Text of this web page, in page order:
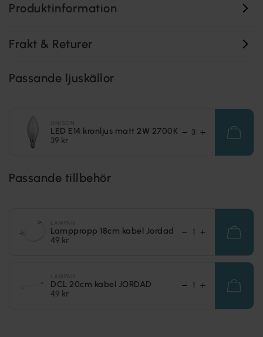
Produktinformation
Frakt & Returer
Passande ljuskällor
LED E14 kronljus matt 2W 2700K
39 kr
Passande tillbehör
Lamppropp 18cm kabel Jordad
49 kr
DCL 20cm kabel JORDAD
49 kr